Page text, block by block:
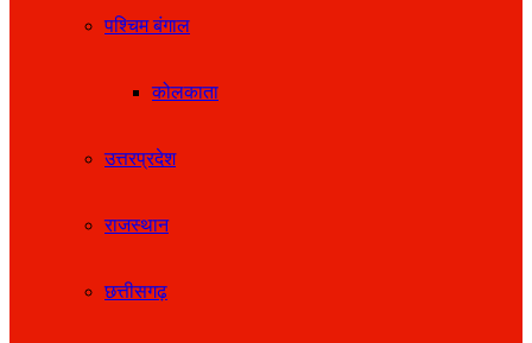
पश्चिम बंगाल
कोलकाता
उत्तरप्रदेश
राजस्थान
छत्तीसगढ़